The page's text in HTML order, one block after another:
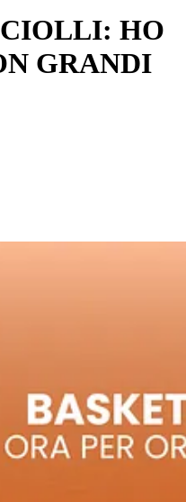
HO
GRANDI